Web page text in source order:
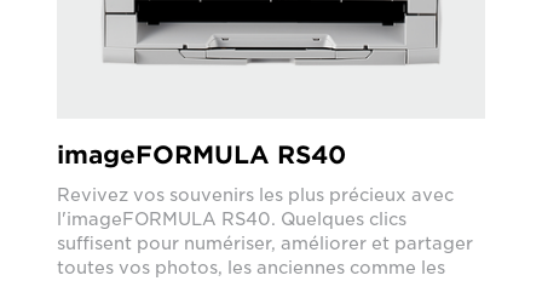
imageFORMULA RS40
Revivez vos souvenirs les plus précieux avec
l'imageFORMULA RS40. Quelques clics
suffisent pour numériser, améliorer et partager
toutes vos photos, les anciennes comme les